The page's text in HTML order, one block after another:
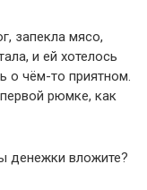
запекла мясо,
и ей хотелось
о чём-то приятном.
рюмке, как
денежки вложите?